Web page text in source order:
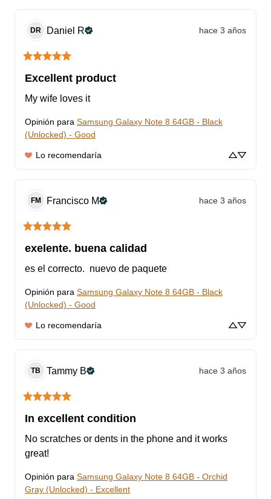
DR Daniel R hace 3 años
Excellent product
My wife loves it
Opinión para Samsung Galaxy Note 8 64GB - Black
(Unlocked) - Good
Lo recomendaría
FM Francisco M hace 3 años
exelente. buena calidad
es el correcto.  nuevo de paquete
Opinión para Samsung Galaxy Note 8 64GB - Black
(Unlocked) - Good
Lo recomendaría
TB Tammy B hace 3 años
In excellent condition
No scratches or dents in the phone and it works
great!
Opinión para Samsung Galaxy Note 8 64GB - Orchid
Gray (Unlocked) - Excellent